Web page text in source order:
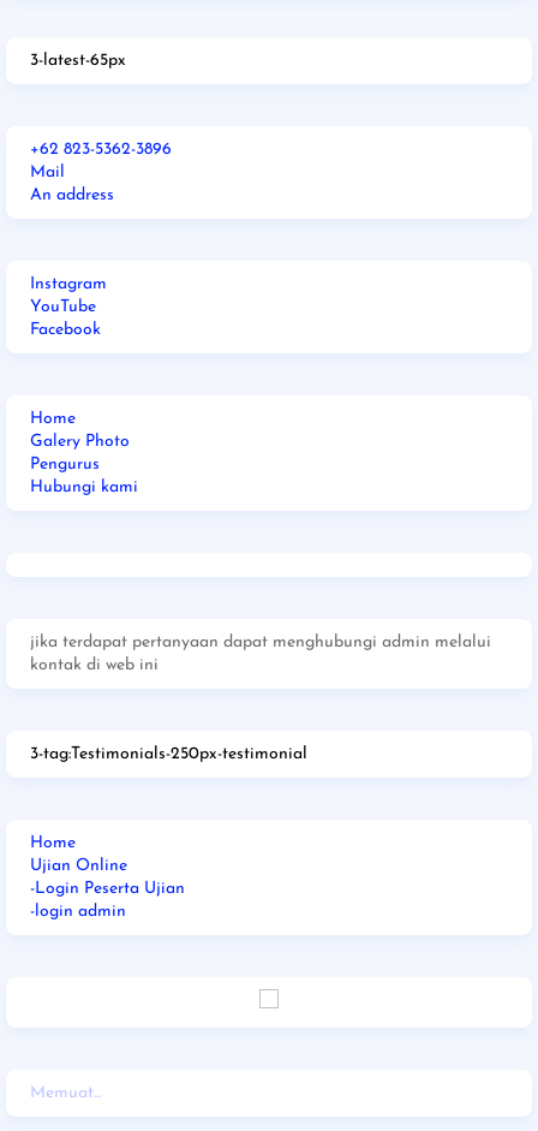
3-latest-65px
+62 823-5362-3896
Mail
An address
Instagram
YouTube
Facebook
Home
Galery Photo
Pengurus
Hubungi kami
jika terdapat pertanyaan dapat menghubungi admin melalui
kontak di web ini
3-tag:Testimonials-250px-testimonial
Home
Ujian Online
-Login Peserta Ujian
-login admin
Memuat...